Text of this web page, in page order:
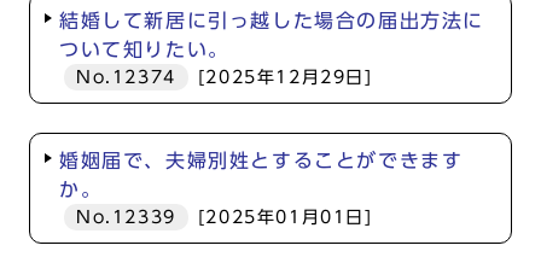
結婚して新居に引っ越した場合の届出方法に
ついて知りたい。
No.12374 [2025年12月29日]
婚姻届で、夫婦別姓とすることができます
か。
No.12339 [2025年01月01日]